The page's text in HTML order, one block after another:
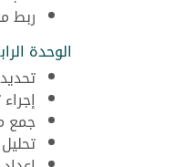
ربط
الوحدة
جمع